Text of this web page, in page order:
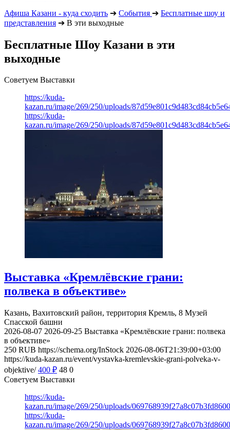
Афиша Казани - куда сходить ➔ События ➔ Бесплатные шоу и
представления ➔ В эти выходные
Бесплатные Шоу Казани в эти
выходные
Советуем Выставки
https://kuda-
kazan.ru/image/269/250/uploads/
https://kuda-
kazan.ru/image/269/250/uploads/
Выставка «Кремлёвские грани:
полвека в объективе»
Казань, Вахитовский район, территория Кремль, 8 Музей
Спасской башни
2026-08-07 2026-09-25 Выставка «Кремлёвские грани: полвека
в объективе»
250 RUB https://schema.org/InStock 2026-08-06T21:39:00+03:00
https://kuda-kazan.ru/event/vystavka-kremlevskie-grani-polveka-v-
objektive/ 400 ₽ 48 0
Советуем Выставки
https://kuda-
kazan.ru/image/269/250/uploads/
https://kuda-
kazan.ru/image/269/250/uploads/